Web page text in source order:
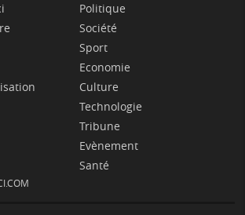
Politique
Société
Sport
Economie
Culture
Technologie
Tribune
Evènement
Santé